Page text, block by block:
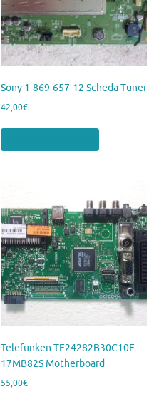
Sony 1-869-657-12 Scheda Tuner
42,00€
Telefunken TE24282B30C10E
17MB82S Motherboard
55,00€